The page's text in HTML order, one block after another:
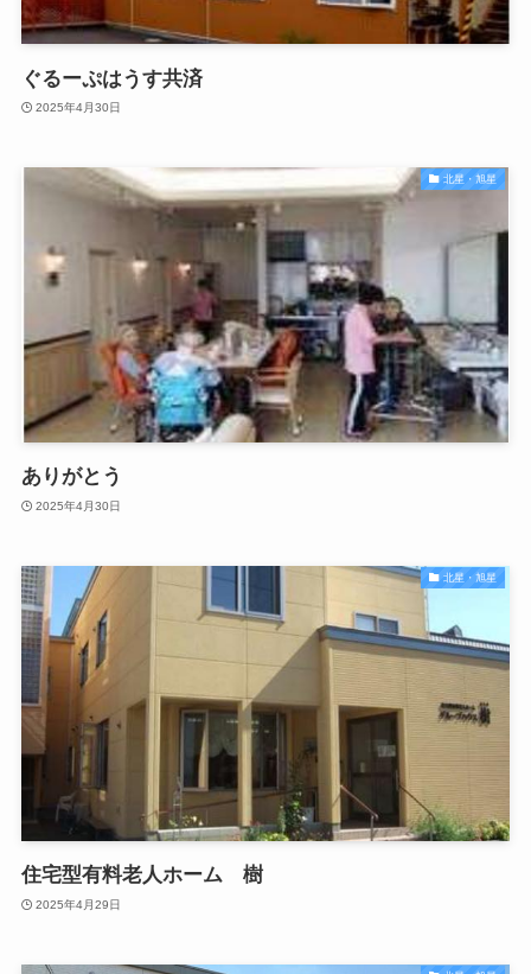
ぐるーぷはうす共済
2025年4月30日
北星・旭星
ありがとう
2025年4月30日
北星・旭星
住宅型有料老人ホーム 樹
2025年4月29日